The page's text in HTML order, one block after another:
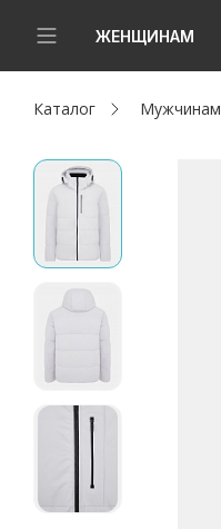
ЖЕНЩИНАМ
Новинки
Женщинам
Капсула
Аутлет
Адреса магазинов
Каталог Мужчинам